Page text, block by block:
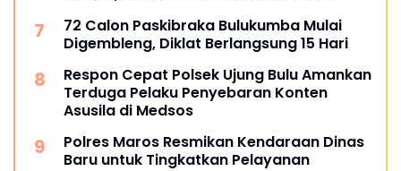
72 Calon Paskibraka Bulukumba Mulai
Digembleng, Diklat Berlangsung 15 Hari
Respon Cepat Polsek Ujung Bulu Amankan
Terduga Pelaku Penyebaran Konten
Asusila di Medsos
Polres Maros Resmikan Kendaraan Dinas
Baru untuk Tingkatkan Pelayanan